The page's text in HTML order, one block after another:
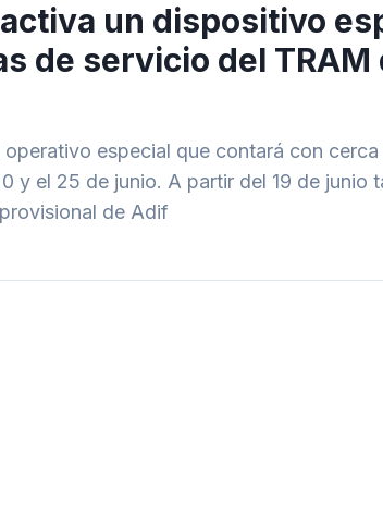
un dispositivo
de servicio del
especial que contará con
y el 25 de junio. A partir del 19 de junio
de Adif